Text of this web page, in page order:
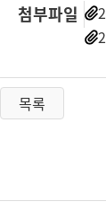
첨부파일
목록